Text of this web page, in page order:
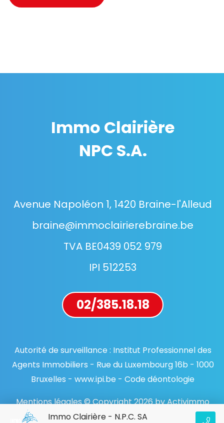
Immo Clairière - N.P.C. SA
Immo Clairière
NPC S.A.
Avenue Napoléon 1, 1420 Braine-l'Alleud
braine@immoclairierebraine.be
TVA BE0439 052 979
IPI 512253
02/385.18.18
Autorité de surveillance : Institut Professionnel des
Agents Immobiliers - Rue du Luxembourg 16b - 1000
Bruxelles - www.ipi.be - Code déontologie
Mentions légales © Copyright 2026 by Activimmo